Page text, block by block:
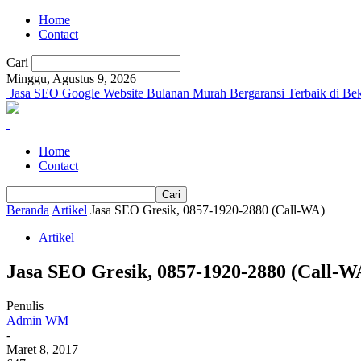
Home
Contact
Cari
Minggu, Agustus 9, 2026
Jasa SEO Google Website Bulanan Murah Bergaransi Terbaik di
Home
Contact
Beranda Artikel Jasa SEO Gresik, 0857-1920-2880 (Call-WA)
Artikel
Jasa SEO Gresik, 0857-1920-2880 (Call-
Penulis
Admin WM
-
Maret 8, 2017